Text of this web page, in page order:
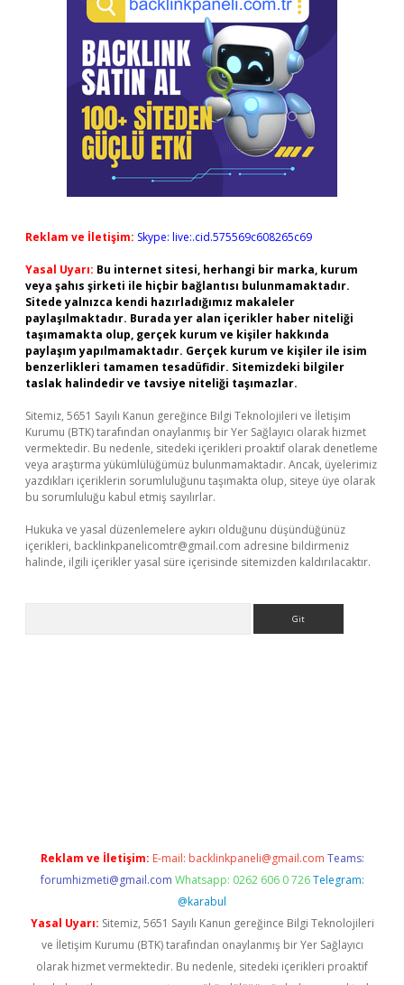
Reklam ve İletişim: Skype: live:.cid.575569c608265c69
Yasal Uyarı: Bu internet sitesi, herhangi bir marka, kurum
veya şahıs şirketi ile hiçbir bağlantısı bulunmamaktadır.
Sitede yalnızca kendi hazırladığımız makaleler
paylaşılmaktadır. Burada yer alan içerikler haber niteliği
taşımamakta olup, gerçek kurum ve kişiler hakkında
paylaşım yapılmamaktadır. Gerçek kurum ve kişiler ile isim
benzerlikleri tamamen tesadüfidir. Sitemizdeki bilgiler
taslak halindedir ve tavsiye niteliği taşımazlar.
Sitemiz, 5651 Sayılı Kanun gereğince Bilgi Teknolojileri ve İletişim
Kurumu (BTK) tarafından onaylanmış bir Yer Sağlayıcı olarak hizmet
vermektedir. Bu nedenle, sitedeki içerikleri proaktif olarak denetleme
veya araştırma yükümlülüğümüz bulunmamaktadır. Ancak, üyelerimiz
yazdıkları içeriklerin sorumluluğunu taşımakta olup, siteye üye olarak
bu sorumluluğu kabul etmiş sayılırlar.
Hukuka ve yasal düzenlemelere aykırı olduğunu düşündüğünüz
içerikleri, backlinkpanelicomtr@gmail.com adresine bildirmeniz
halinde, ilgili içerikler yasal süre içerisinde sitemizden kaldırılacaktır.
Reklam ve İletişim: E-mail: backlinkpaneli@gmail.com Teams:
forumhizmeti@gmail.com Whatsapp: 0262 606 0 726 Telegram:
@karabul
Yasal Uyarı: Sitemiz, 5651 Sayılı Kanun gereğince Bilgi Teknolojileri
ve İletişim Kurumu (BTK) tarafından onaylanmış bir Yer Sağlayıcı
olarak hizmet vermektedir. Bu nedenle, sitedeki içerikleri proaktif